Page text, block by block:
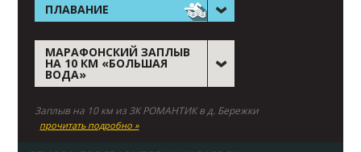
ПЛАВАНИЕ
МАРАФОНСКИЙ ЗАПЛЫВ
НА 10 КМ «БОЛЬШАЯ
ВОДА»
Заплыв на 10 км из ЗК РОМАНТИК в д. Бережки
прочитать подробно »